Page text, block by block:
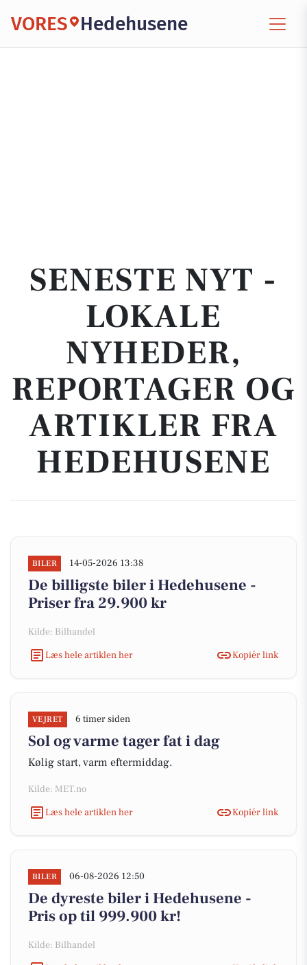
VORES Hedehusene
SENESTE NYT -
LOKALE
NYHEDER,
REPORTAGER OG
ARTIKLER FRA
HEDEHUSENE
BILER 14-05-2026 13:38
De billigste biler i Hedehusene -
Priser fra 29.900 kr
Kilde: Bilhandel
Læs hele artiklen her
Kopiér link
VEJRET 6 timer siden
Sol og varme tager fat i dag
Kølig start, varm eftermiddag.
Kilde: MET.no
Læs hele artiklen her
Kopiér link
BILER 06-08-2026 12:50
De dyreste biler i Hedehusene -
Pris op til 999.900 kr!
Kilde: Bilhandel